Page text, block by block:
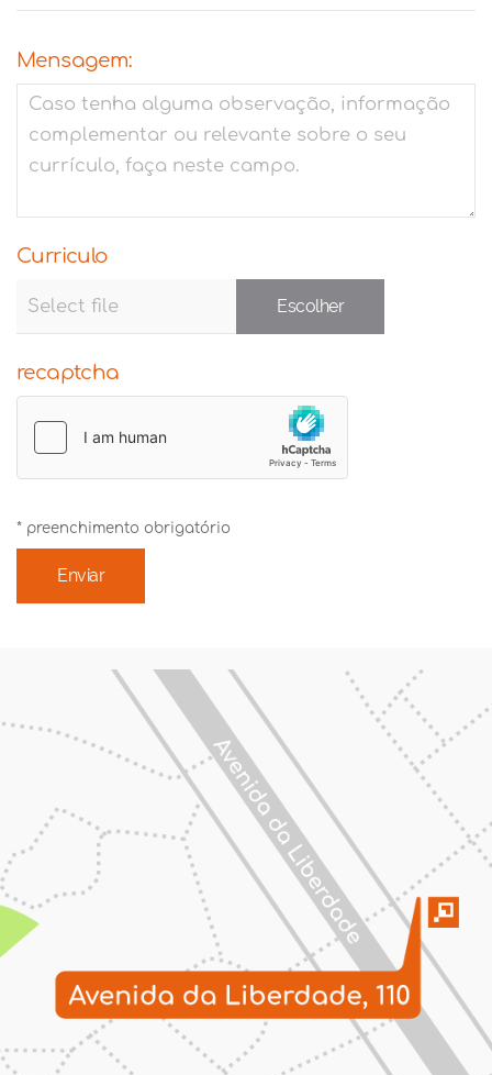
Mensagem:
Curriculo
Escolher
recaptcha
* preenchimento obrigatório
Enviar